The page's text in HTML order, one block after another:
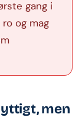
gang i
og mag
men